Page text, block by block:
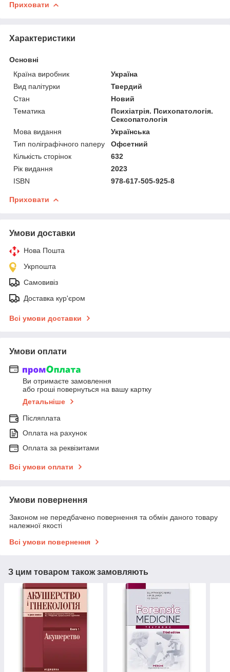
Приховати
Характеристики
Основні
Країна виробник
Україна
Вид палітурки
Твердий
Стан
Новий
Тематика
Психіатрія. Психопатологія.
Сексопатологія
Мова видання
Українська
Тип поліграфічного паперу
Офсетний
Кількість сторінок
632
Рік видання
2023
ISBN
978-617-505-925-8
Приховати
Умови доставки
Нова Пошта
Укрпошта
Самовивіз
Доставка кур'єром
Всі умови доставки
Умови оплати
Ви отримаєте замовлення
або гроші повернуться на вашу картку
Детальніше
Післяплата
Оплата на рахунок
Оплата за реквізитами
Всі умови оплати
Умови повернення
Законом не передбачено повернення та обмін даного товару
належної якості
Всі умови повернення
З цим товаром також замовляють